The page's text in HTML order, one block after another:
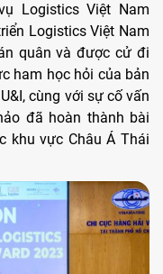
Logistics Việt Nam
Logistics Việt Nam
quân và được cử đi
ham học hỏi của bản
cùng với sự cố vấn
đã hoàn thành bài
khu vực Châu Á Thái